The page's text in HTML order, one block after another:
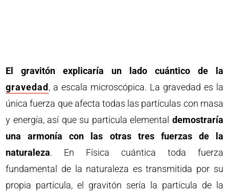
El gravitón explicaría un lado cuántico de la
gravedad , a escala microscópica. La gravedad es la
única fuerza que afecta todas las partículas con masa
y energía, así que su partícula elemental demostraría
una armonía con las otras tres fuerzas de la
naturaleza. En Física cuántica toda fuerza
fundamental de la naturaleza es transmitida por su
propia partícula, el gravitón sería la partícula de la